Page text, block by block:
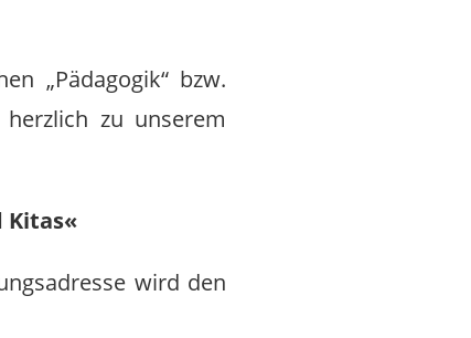
„Pädagogik“ bzw.
zu unserem
Kitas«
wird den